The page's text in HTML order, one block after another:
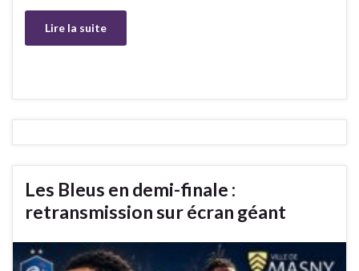
Lire la suite
Les Bleus en demi-finale :
retransmission sur écran géant